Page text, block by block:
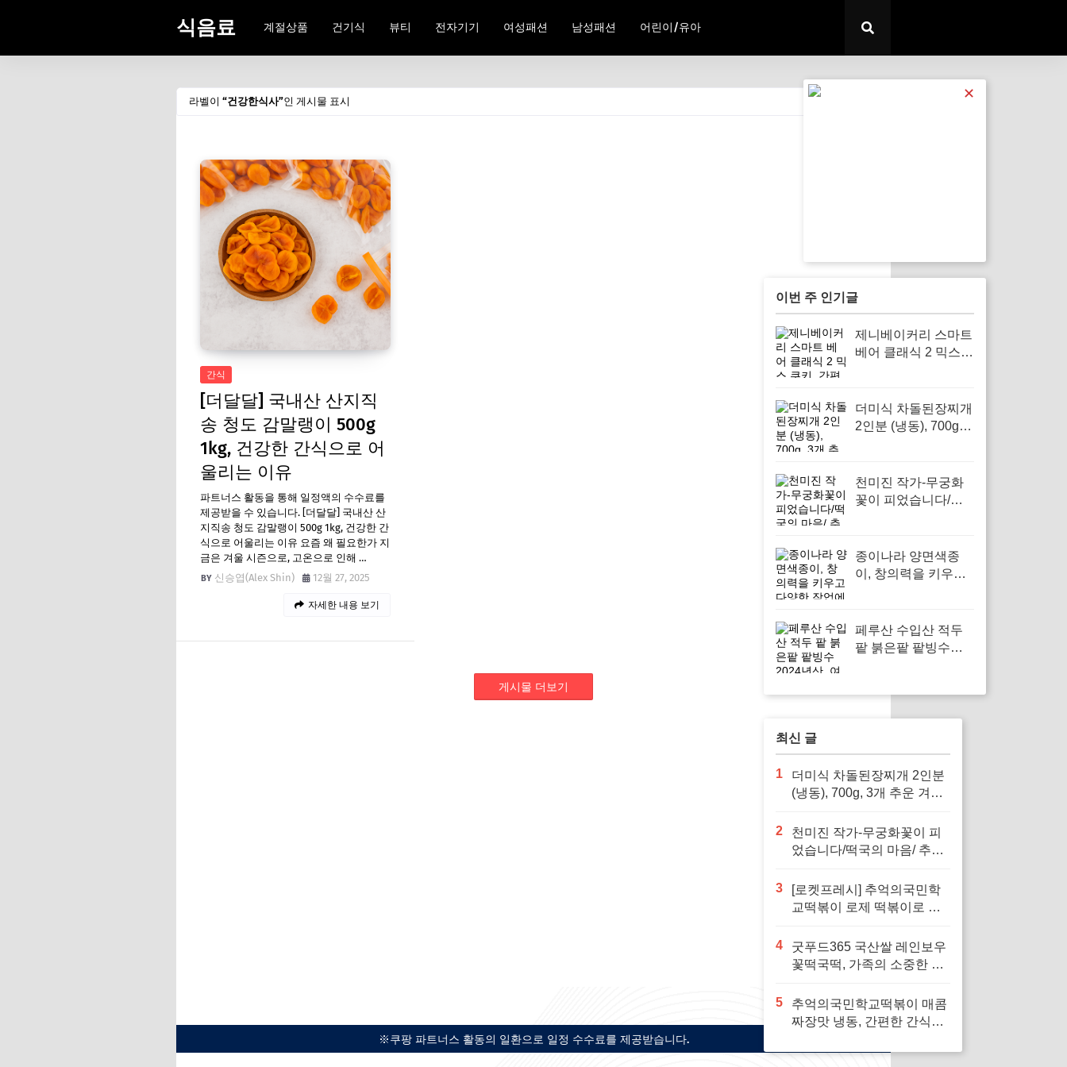
식음료 계절상품 건기식 뷰티 전자기기 여성패션 남성패션 어린이/유아
라벨이 건강한식사 인 게시물 표시
간식
[더달달] 국내산 산지직
송 청도 감말랭이 500g
1kg, 건강한 간식으로 어
울리는 이유
파트너스 활동을 통해 일정액의 수수료를
제공받을 수 있습니다. [더달달] 국내산 산
지직송 청도 감말랭이 500g 1kg, 건강한 간
식으로 어울리는 이유 요즘 왜 필요한가 지
금은 겨울 시즌으로, 고온으로 인해 …
신승엽(Alex Shin)
12월 27, 2025
자세한 내용 보기
게시물 더보기
※쿠팡 파트너스 활동의 일환으로 일정 수수료를 제공받습니다.
✕
이번 주 인기글
제니베이커리 스마트
베어 클래식 2 믹스
을 만족시켜주세요
더미식 차돌된장찌개
2인분 (냉동), 700g, 3
편한 요리
천미진 작가-무궁화
꽃이 피었습니다/떡
택가능) -사은품-로
가족과 함께 따뜻한
종이나라 양면색종
이, 창의력을 키우고
페루산 수입산 적두
팥 붉은팥 팥빙수
최신 글
1
더미식 차돌된장찌개 2인분
(냉동), 700g, 3개 추운 겨울
편한 요리
2
천미진 작가-무궁화꽃이 피
었습니다/떡국의 마음/ 추석
가능) -사은품-로 가족과 함
께 따뜻한 추억을 만들어보
3
[로켓프레시] 추억의국민학
교떡볶이 로제 떡볶이로 인
보세요
4
굿푸드365 국산쌀 레인보우
꽃떡국떡, 가족의 소중한 명
5
추억의국민학교떡볶이 매콤
짜장맛 냉동, 간편한 간식으